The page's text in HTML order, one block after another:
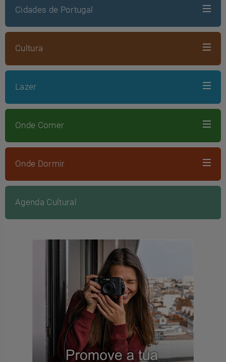
Cidades de Portugal
Cultura
Lazer
Onde Comer
Onde Dormir
Agenda Cultural